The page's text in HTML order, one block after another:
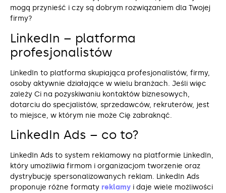
mogą przynieść i czy są dobrym rozwiązaniem dla Twojej
firmy?
LinkedIn – platforma
profesjonalistów
LinkedIn to platforma skupiająca profesjonalistów, firmy,
osoby aktywnie działające w wielu branżach. Jeśli więc
zależy Ci na pozyskiwaniu kontaktów biznesowych,
dotarciu do specjalistów, sprzedawców, rekruterów, jest
to miejsce, w którym nie może Cię zabraknąć.
LinkedIn Ads – co to?
LinkedIn Ads to system reklamowy na platformie LinkedIn,
który umożliwia firmom i organizacjom tworzenie oraz
dystrybucję spersonalizowanych reklam. LinkedIn Ads
proponuje różne formaty reklamy i daje wiele możliwości